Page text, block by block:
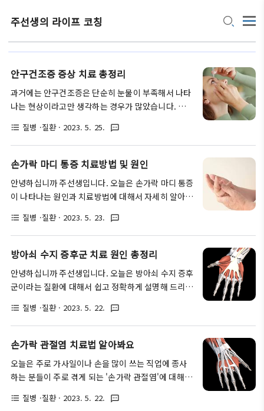
주선생의 라이프 코칭
안구건조증 증상 치료 총정리
과거에는 안구건조증은 단순히 눈물이 부족해서 나타
나는 현상이라고만 생각하는 경우가 많았습니다. 그래
경우들도 많았지요. 그러나 최근 연구들에 의하면 안
구건조증은 단순히 눈물이 부족해서 나타나는 증상이
아니라, 눈에서 윤활작용을 해주는 기름층에 문제가
따라서 이번 글을 통해 안구건조증을 유발하는 모든
유형의 원인과, 증상 그리고 치료 과정까지 상세하게
알아보도록 하겠습니다. 글의 순서 안구건조증이란?
해 버리면서 건조 증세가 나타나는 대표적인 안구 질
환입니다. 안구건조증을 근본적으로 치료하기 위해서
는 눈물의 역..
format_list_bulleted 질병 ·질환 · 2023. 5. 25. textsms
손가락 마디 통증 치료방법 및 원인
안녕하십니까 주선생입니다. 오늘은 손가락 마디 통증
이 나타나는 원인과 치료방법에 대해서 자세히 알아보
원인은 여러 가지가 존재하는데요, 그중 가장 대표적
인 원인은 주로 3가지가 있습니다. 그러면 지금부터
자세히 한번 알아보도록 하겠습니다. 글의 순서 손가
서 가장 많이 사용하는 부위에 해당합니다. 그리고 그
만큼 세심한 동작을 하기 위해 수많은 힘줄, 연골, 인
대와 같은 관절들로 구성되어 있지요. 하지만 이러한
락 마디 통증이 나타나는 원인은 대부분 손을 자주 사
용하는 직업군에 속하거나, 격한 스포츠 활동으로..
format_list_bulleted 질병 ·질환 · 2023. 5. 23. textsms
방아쇠 수지 증후군 치료 원인 총정리
안녕하십니까 주선생입니다. 오늘은 방아쇠 수지 증후
군이라는 질환에 대해서 쉽고 정확하게 설명해 드리려
지 증후군이 호발 했다가, 호전되었다가를 수도 없이
반복하곤 했었습니다. 물론 방아쇠 수지 증후군은 스
포츠 활동이 아니더라도 손을 많이 쓰는 직업에 종사
금부터 방아쇠 수지 증후군에 대해서 자세하게 알아보
도록 하죠. 방아쇠 수지 증후군이란? 가장 먼저 방아쇠
수지 증후군이란 손가락을 구부리는 역할을 하는 힘줄
format_list_bulleted 질병 ·질환 · 2023. 5. 22. textsms
손가락 관절염 치료법 알아봐요
오늘은 주로 가사일이나 손을 많이 쓰는 직업에 종사
하는 분들이 주로 겪게 되는 '손가락 관절염'에 대해서
여성분들이 호르몬 변화가 크게 일어나는 시기에 자주
format_list_bulleted 질병 ·질환 · 2023. 5. 22. textsms